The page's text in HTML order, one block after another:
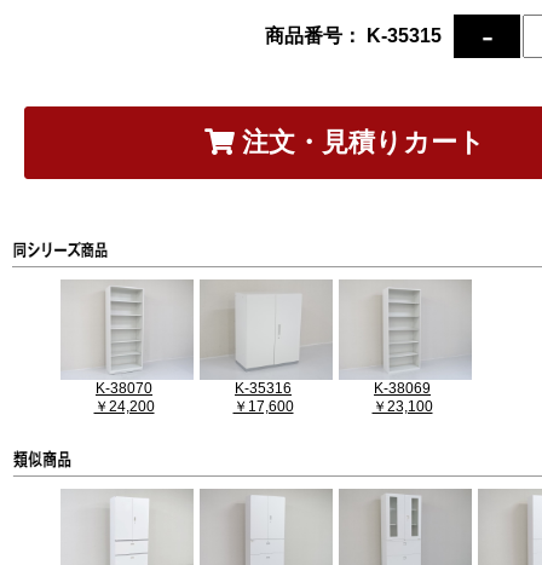
商品番号： K-35315
注文・見積りカート
K-38070
￥24,200
K-35316
￥17,600
K-38069
￥23,100